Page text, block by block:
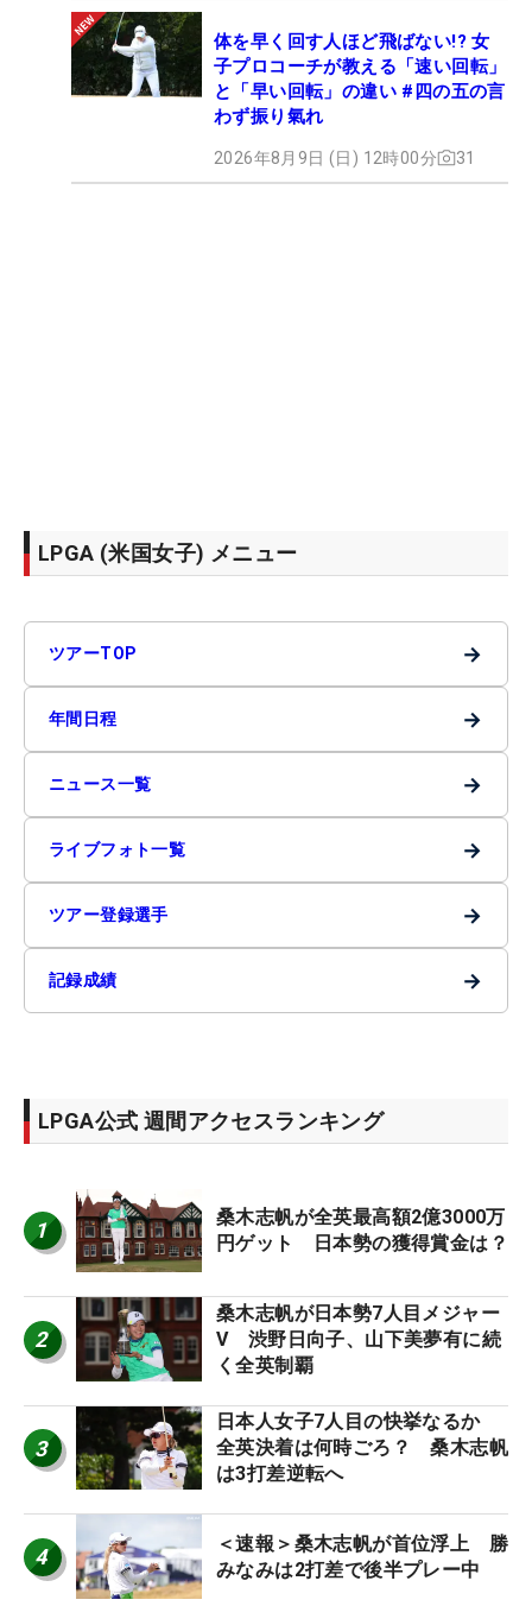
体を早く回す人ほど飛ばない!? 女
子プロコーチが教える「速い回転」
と「早い回転」の違い #四の五の言
わず振り氣れ
2026年8月9日 (日) 12時00分 31
LPGA (米国女子) メニュー
ツアーTOP →
年間日程 →
ニュース一覧 →
ライブフォト一覧 →
ツアー登録選手 →
記録成績 →
LPGA公式 週間アクセスランキング
1
桑木志帆が全英最高額2億3000万
円ゲット 日本勢の獲得賞金は？
2
桑木志帆が日本勢7人目メジャー
V 渋野日向子、山下美夢有に続
く全英制覇
3
日本人女子7人目の快挙なるか
全英決着は何時ごろ？ 桑木志帆
は3打差逆転へ
4
＜速報＞桑木志帆が首位浮上 勝
みなみは2打差で後半プレー中